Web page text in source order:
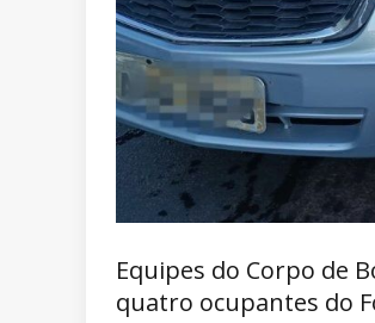
Equipes do Corpo de
quatro ocupantes do